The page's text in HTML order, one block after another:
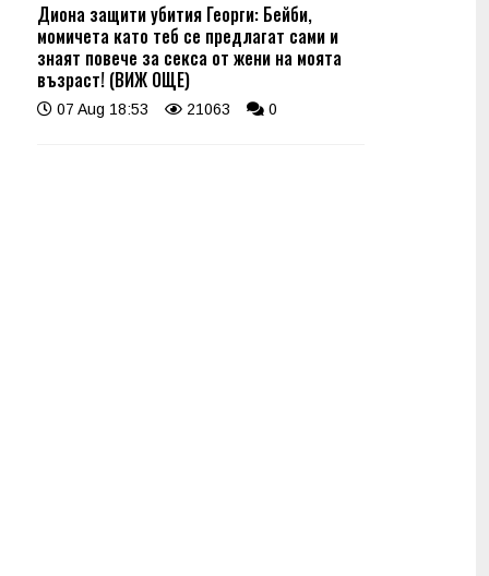
Диона защити убития Георги: Бейби,
момичета като теб се предлагат сами и
знаят повече за секса от жени на моята
възраст! (ВИЖ ОЩЕ)
07 Aug 18:53 21063 0